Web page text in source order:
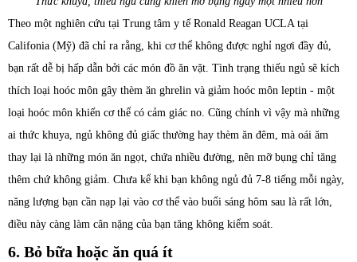
Theo một nghiên cứu tại Trung tâm y tế Ronald Reagan UCLA tại
Califonia (Mỹ) đã chỉ ra rằng, khi cơ thể không được nghỉ ngơi đầy đủ,
bạn rất dễ bị hấp dẫn bởi các món đồ ăn vặt. Tình trạng thiếu ngủ sẽ kích
thích loại hoóc môn gây thèm ăn ghrelin và giảm hoóc môn leptin - một
loại hoóc môn khiến cơ thể có cảm giác no. Cũng chính vì vậy mà những
ai thức khuya, ngủ không đủ giấc thường hay thèm ăn đêm, mà oái ăm
thay lại là những món ăn ngọt, chứa nhiều đường, nên mỡ bụng chỉ tăng
thêm chứ không giảm. Chưa kể khi bạn không ngủ đủ 7-8 tiếng mỗi ngày,
năng lượng bạn cần nạp lại vào cơ thể vào buổi sáng hôm sau là rất lớn,
điều này càng làm cân nặng của bạn tăng không kiểm soát.
6. Bỏ bữa hoặc ăn quá ít